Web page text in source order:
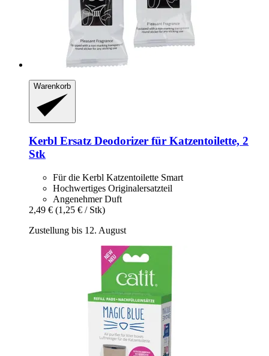
Warenkorb
Kerbl Ersatz Deodorizer für Katzentoilette, 2
Stk
Für die Kerbl Katzentoilette Smart
Hochwertiges Originalersatzteil
Angenehmer Duft
2,49 € (1,25 € / Stk)
Zustellung bis 12. August